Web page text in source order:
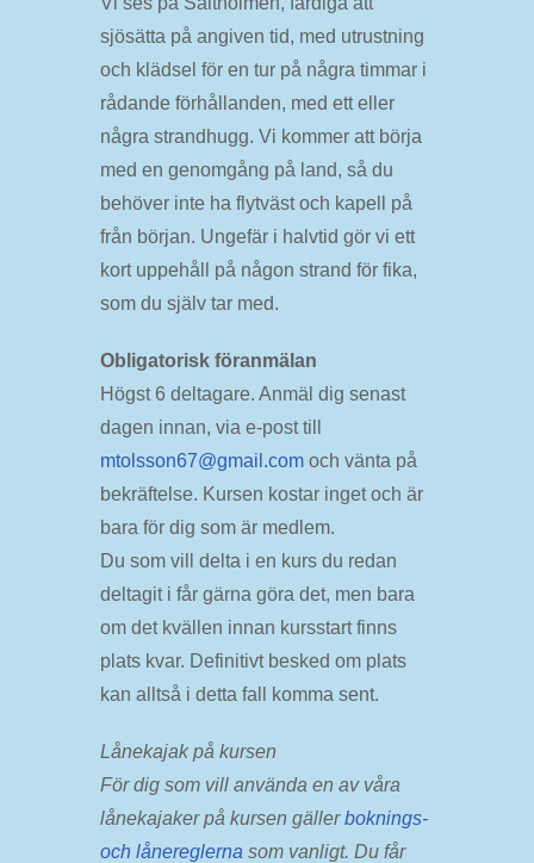
sjösätta på angiven tid, med utrustning
och klädsel för en tur på några timmar i
rådande förhållanden, med ett eller
några strandhugg. Vi kommer att börja
med en genomgång på land, så du
behöver inte ha flytväst och kapell på
från början. Ungefär i halvtid gör vi ett
kort uppehåll på någon strand för fika,
som du själv tar med.
Obligatorisk föranmälan
Högst 6 deltagare. Anmäl dig senast
dagen innan, via e-post till
mtolsson67@gmail.com och vänta på
bekräftelse. Kursen kostar inget och är
bara för dig som är medlem.
Du som vill delta i en kurs du redan
deltagit i får gärna göra det, men bara
om det kvällen innan kursstart finns
plats kvar. Definitivt besked om plats
kan alltså i detta fall komma sent.
Lånekajak på kursen
För dig som vill använda en av våra
lånekajaker på kursen gällerboknings-
och lånereglerna som vanligt. Du får